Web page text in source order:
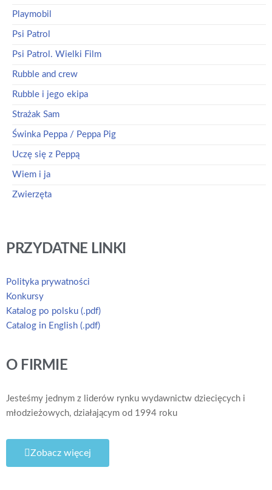
Playmobil
Psi Patrol
Psi Patrol. Wielki Film
Rubble and crew
Rubble i jego ekipa
Strażak Sam
Świnka Peppa / Peppa Pig
Uczę się z Peppą
Wiem i ja
Zwierzęta
PRZYDATNE LINKI
Polityka prywatności
Konkursy
Katalog po polsku (.pdf)
Catalog in English (.pdf)
O FIRMIE
Jesteśmy jednym z liderów rynku wydawnictw dziecięcych i
młodzieżowych, działającym od 1994 roku
Zobacz więcej